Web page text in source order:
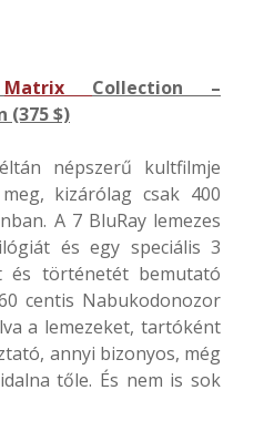
Matrix Collection –
(375 $)
népszerű kultfilmje
kizárólag csak 400
A 7 BluRay lemezes
és egy speciális 3
és történetét bemutató
centis Nabukodonozor
a lemezeket, tartóként
annyi bizonyos, még
tőle. És nem is sok